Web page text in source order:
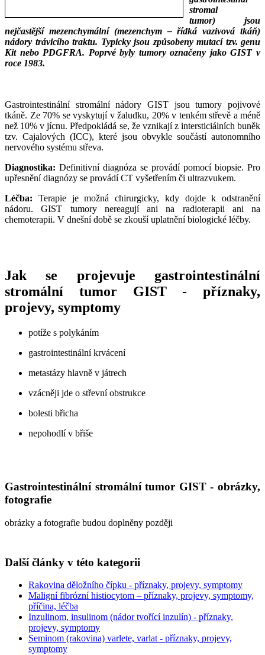
stromal
tumor) jsou
nejčastější mezenchymální (mezenchym – řídká vazivová tkáň)
nádory trávicího traktu. Typicky jsou způsobeny mutací tzv. genu
Kit nebo PDGFRA. Poprvé byly tumory označeny jako GIST v
roce 1983.
Gastrointestinální stromální nádory GIST jsou tumory pojivové
tkáně. Ze 70% se vyskytují v žaludku, 20% v tenkém střevě a méně
než 10% v jícnu. Předpokládá se, že vznikají z intersticiálních buněk
tzv. Cajalových (ICC), které jsou obvykle součástí autonomního
nervového systému střeva.
Diagnostika: Definitivní diagnóza se provádí pomocí biopsie. Pro
upřesnění diagnózy se provádí CT vyšetřením či ultrazvukem.
Léčba: Terapie je možná chirurgicky, kdy dojde k odstranění
nádoru. GIST tumory nereagují ani na radioterapii ani na
chemoterapii. V dnešní době se zkouší uplatnění biologické léčby.
Jak se projevuje gastrointestinální
stromální tumor GIST - příznaky,
projevy, symptomy
potíže s polykáním
gastrointestinální krvácení
metastázy hlavně v játrech
vzácněji jde o střevní obstrukce
bolesti břicha
nepohodlí v břiše
Gastrointestinální stromální tumor GIST - obrázky,
fotografie
obrázky a fotografie budou doplněny později
Další články v této kategorii
Rakovina děložního čípku - příznaky, projevy, symptomy
Maligní fibrózní histiocytom – příznaky, projevy, symptomy,
příčina, léčba
Inzulinom, insulinom (nádor tvořící inzulín) - příznaky,
projevy, symptomy
Seminom (rakovina) varlete, varlat - příznaky, projevy,
symptomy